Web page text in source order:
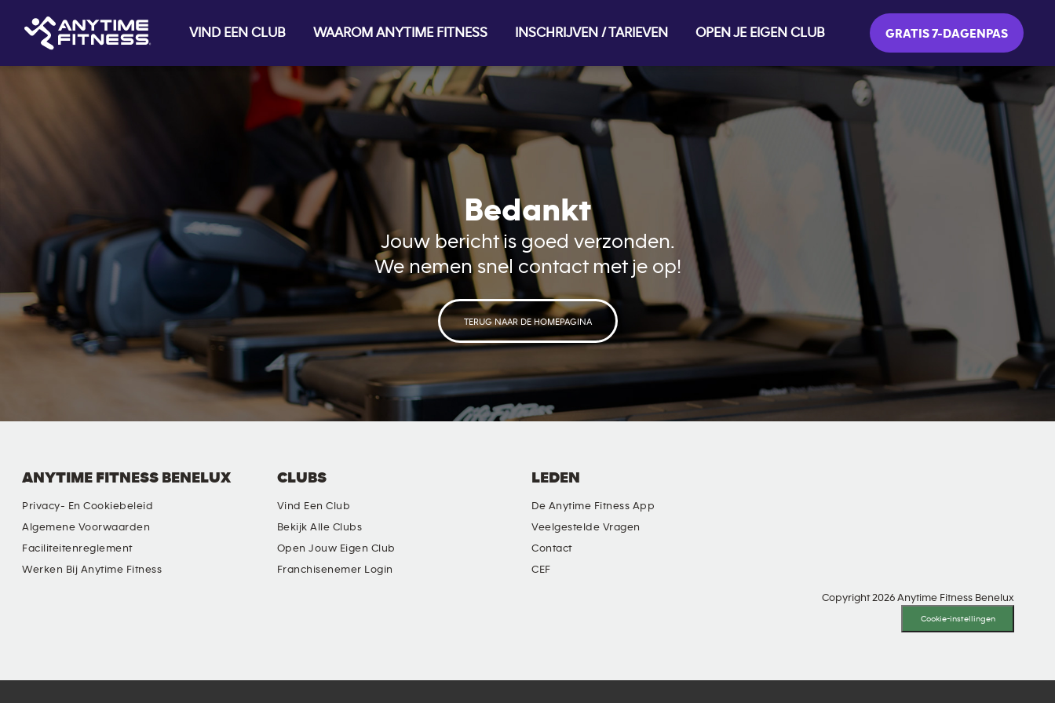
VIND EEN CLUB WAAROM ANYTIME FITNESS INSCHRIJVEN / TARIEVEN OPEN JE EIGEN CLUB GRATIS 7-DAGENPAS
Bedankt
Jouw bericht is goed verzonden.
We nemen snel contact met je op!
TERUG NAAR DE HOMEPAGINA
ANYTIME FITNESS BENELUX
Privacy- En Cookiebeleid
Algemene Voorwaarden
Faciliteitenreglement
Werken Bij Anytime Fitness
CLUBS
Vind Een Club
Bekijk Alle Clubs
Open Jouw Eigen Club
Franchisenemer Login
LEDEN
De Anytime Fitness App
Veelgestelde Vragen
Contact
CEF
Copyright 2026 Anytime Fitness Benelux
Cookie-instellingen